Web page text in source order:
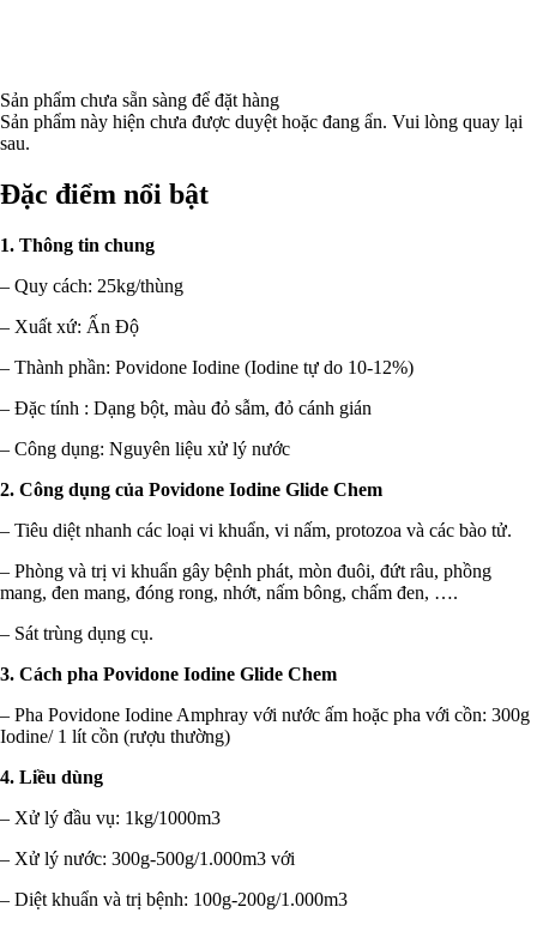
Sản phẩm chưa sẵn sàng để đặt hàng
Sản phẩm này hiện chưa được duyệt hoặc đang ẩn. Vui lòng quay lại
sau.
Đặc điểm nổi bật
1. Thông tin chung
– Quy cách: 25kg/thùng
– Xuất xứ: Ấn Độ
– Thành phần: Povidone Iodine (Iodine tự do 10-12%)
– Đặc tính : Dạng bột, màu đỏ sẫm, đỏ cánh gián
– Công dụng: Nguyên liệu xử lý nước
2. Công dụng của Povidone Iodine Glide Chem
– Tiêu diệt nhanh các loại vi khuẩn, vi nấm, protozoa và các bào tử.
– Phòng và trị vi khuẩn gây bệnh phát, mòn đuôi, đứt râu, phồng
mang, đen mang, đóng rong, nhớt, nấm bông, chấm đen, ….
– Sát trùng dụng cụ.
3. Cách pha Povidone Iodine Glide Chem
– Pha Povidone Iodine Amphray với nước ấm hoặc pha với cồn: 300g
Iodine/ 1 lít cồn (rượu thường)
4. Liều dùng
– Xử lý đầu vụ: 1kg/1000m3
– Xử lý nước: 300g-500g/1.000m3 với
– Diệt khuẩn và trị bệnh: 100g-200g/1.000m3